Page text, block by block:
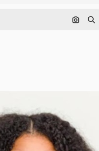
画像で検